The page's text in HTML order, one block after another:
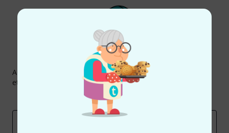
Thomann Newsletter
Abonniere den Thomann Newsletter und gewinne mit
etwas Glück einen von50 Gutscheinen
Inspirierende Beiträge
Deals